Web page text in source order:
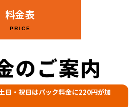
料金表
PRICE
のご案内
日・祝日はパック料金に220円が加